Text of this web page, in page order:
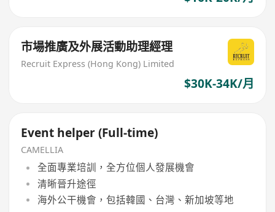
市場推廣及外展活動助理經理
Recruit Express (Hong Kong) Limited
$30K-34K/月
Event helper (Full-time)
CAMELLIA
全面專業培訓，全方位個人發展機會
清晰晉升途徑
海外公干機會，包括韓國、台灣、新加坡等地